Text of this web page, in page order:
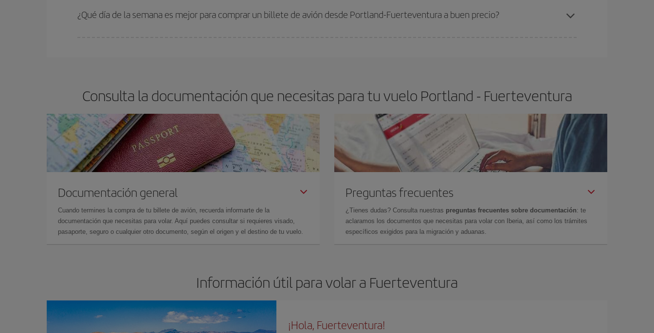
¿Qué día de la semana es mejor para comprar un billete de avión desde Portland-Fuerteventura a buen precio?
Consulta la documentación que necesitas para tu vuelo Portland - Fuerteventura
Documentación general
Cuando termines la compra de tu billete de avión, recuerda informarte de la
documentación que necesitas para volar. Aquí puedes consultar si requieres visado,
pasaporte, seguro o cualquier otro documento, según el origen y el destino de tu vuelo.
Preguntas frecuentes
¿Tienes dudas? Consulta nuestras preguntas frecuentes sobre documentación: te
aclaramos los documentos que necesitas para volar con Iberia, así como los trámites
específicos exigidos para la migración y aduanas.
Información útil para volar a Fuerteventura
¡Hola, Fuerteventura!